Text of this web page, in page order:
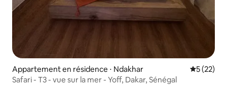
Appartement en résidence ⋅ Ndakhar
5 (22)
Safari - T3 - vue sur la mer - Yoff, Dakar, Sénégal